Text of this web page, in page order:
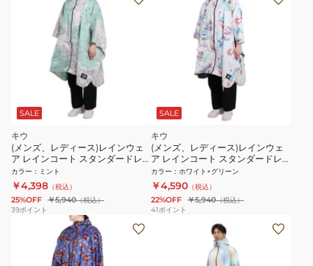
SALE
キウ
(メンズ、レディース)レインウェ
ア レインコート スタンダードレ
インポンチョ 2ND K405-620
カラー ： ミント
￥4,398 （税込）
25%OFF ￥5,940（税込）
39ポイント
SALE
キウ
(メンズ、レディース)レインウェ
ア レインコート スタンダードレ
インポンチョ 2ND K405-627
カラー ： ホワイト×グリーン
￥4,590 （税込）
22%OFF ￥5,940（税込）
41ポイント